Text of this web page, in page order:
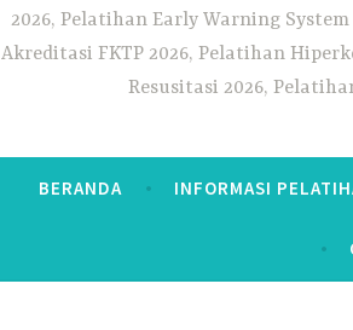
2026, Pelatihan Early Warning
Akreditasi FKTP 2026, Pelatihan
Resusitasi 2026,
BERANDA INFORMASI